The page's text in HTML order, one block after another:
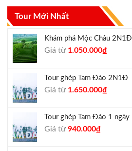
Tour Mới Nhất
Khám phá Mộc Châu 2N1Đ
Giá từ Giá
1.300.000₫.
1.050.000₫Giá
là:
Tour ghép Tam Đảo 2N1Đ
Giá từ Giá
1.800.000₫.
1.650.000₫Giá
là:
Tour ghép Tam Đảo 1 ngày
Giá từGiá
940.000₫Giá